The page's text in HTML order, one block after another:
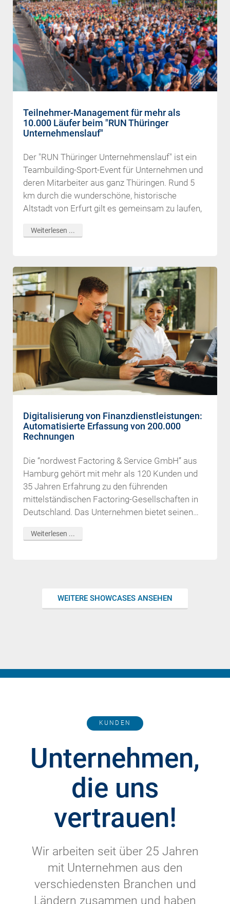
Teilnehmer-Management für mehr als
10.000 Läufer beim "RUN Thüringer
Unternehmenslauf"
Der "RUN Thüringer Unternehmenslauf" ist ein
Teambuilding-Sport-Event für Unternehmen und
deren Mitarbeiter aus ganz Thüringen. Rund 5
km durch die wunderschöne, historische
Altstadt von Erfurt gilt es gemeinsam zu laufen,
Weiterlesen ...
Digitalisierung von Finanzdienstleistungen:
Automatisierte Erfassung von 200.000
Rechnungen
Die “nordwest Factoring & Service GmbH” aus
Hamburg gehört mit mehr als 120 Kunden und
35 Jahren Erfahrung zu den führenden
mittelständischen Factoring-Gesellschaften in
Deutschland. Das Unternehmen bietet seinen
Weiterlesen ...
WEITERE SHOWCASES ANSEHEN
KUNDEN
Unternehmen,
die uns
vertrauen!
Wir arbeiten seit über 25 Jahren
mit Unternehmen aus den
verschiedensten Branchen und
Ländern zusammen und haben